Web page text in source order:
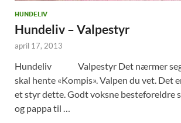
HUNDELIV
Hundeliv – Valpestyr
april 17, 2013
Hundeliv Valpestyr Det nærmer seg
skal hente «Kompis». Valpen du vet. Det
et styr dette. Godt voksne besteforeldre
og pappa til …